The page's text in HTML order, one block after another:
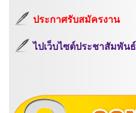
ประกาศรับสมัครงาน
ไปเว็บไซต์ประชาสัมพันธ์